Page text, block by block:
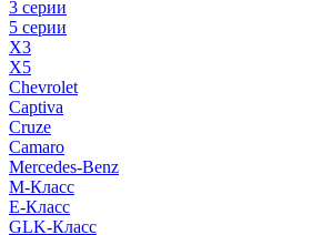
3 серии
5 серии
X3
X5
Chevrolet
Captiva
Cruze
Camaro
Mercedes-Benz
M-Класс
E-Класс
GLK-Класс